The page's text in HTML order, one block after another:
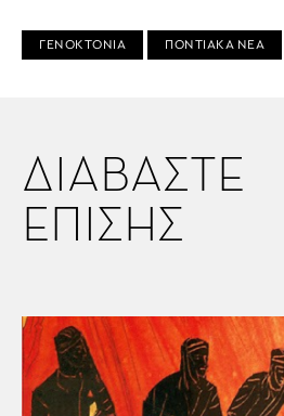
ΓΕΝΟΚΤΟΝΙΑ ΠΟΝΤΙΑΚΑ ΝΕΑ
ΔΙΑΒΑΣΤΕ
ΕΠΙΣΗΣ